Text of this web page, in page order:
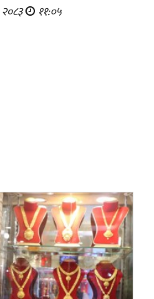
२०८३ ११:०५